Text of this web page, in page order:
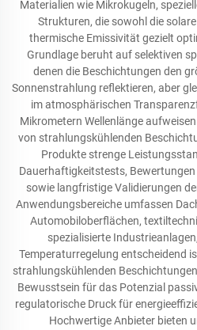
Materialien wie Mikrokugeln,
Strukturen, die sowohl die
thermische Emissivität gezielt
Grundlage beruht auf selektiven
denen die Beschichtungen den
Sonnenstrahlung reflektieren, aber
im atmosphärischen
Mikrometern Wellenlänge
von strahlungskühlenden
Produkte strenge
Dauerhaftigkeitstests,
sowie langfristige Validierungen
Anwendungsbereiche umfassen
Automobiloberflächen,
spezialisierte
Temperaturregelung entscheidend
strahlungskühlenden
Bewusstsein für das Potenzial
regulatorische Druck für
Hochwertige Anbieter bieten